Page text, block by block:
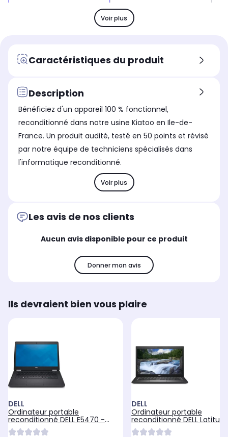
Type de charnière
Standard
Wifi 5 (N/AC)
Bluetooth
4.1
Windows 10
Contrôleur graphique
Intel HD Graphics 520
Stockage
SSD 240 Go
Type de charnière
Standard
Bluetooth
4.1
Windows 10
Contrôleur graphique
Intel HD Graphics 520
Voir plus
Caractéristiques du produit
Description
Bénéficiez d'un appareil 100 % fonctionnel,
reconditionné dans notre usine Kiatoo en Ile-de-
France. Un produit audité, testé en 50 points et révisé
par notre équipe de techniciens spécialisés dans
l'informatique reconditionné.
Voir plus
Les avis de nos clients
Aucun avis disponible pour ce produit
Donner mon avis
Ils devraient bien vous plaire
DELL
Ordinateur portable
reconditionné DELL E5470 -
Core i5 - RAM 8Go - SSD 1To
DELL
Ordinateur portable
reconditionné DELL
7490 - 32Go - SSD 256Go